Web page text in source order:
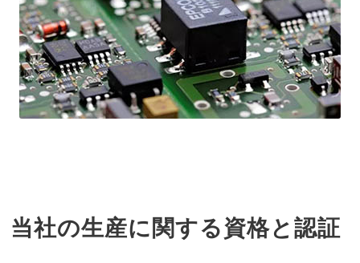
当社の生産に関する資格と認証